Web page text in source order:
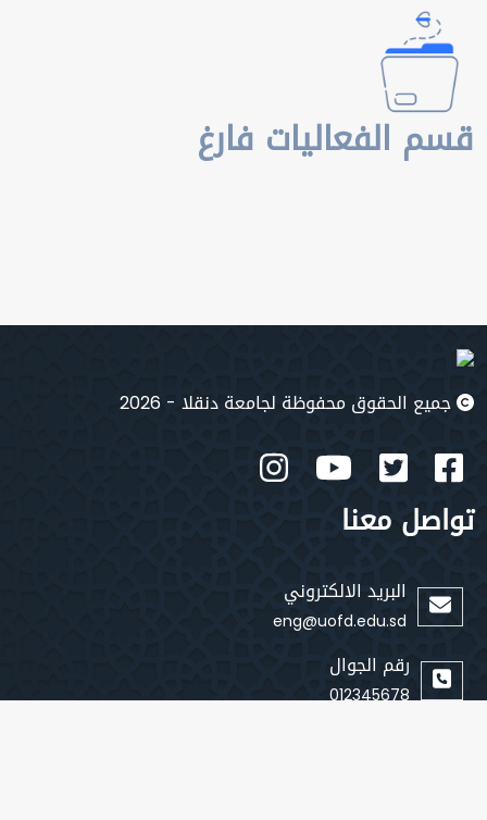
قسم الفعاليات فارغ
جميع الحقوق محفوظة لجامعة دنقلا - 2026
تواصل معنا
البريد الالكتروني
eng@uofd.edu.sd
رقم الجوال
012345678